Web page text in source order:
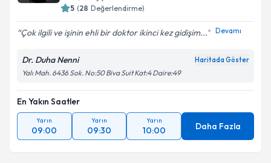
5 (28 Değerlendirme)
Çok ilgili ve işinin ehli bir doktor ikinci kez gidişim... Devamı
Dr. Duha Nenni Haritada Göster
Yalı Mah. 6436 Sok. No:50 Biva Suit Kat:4 Daire:49
En Yakın Saatler
Yarın
09:00
Yarın
09:30
Yarın
10:00 Daha Fazla